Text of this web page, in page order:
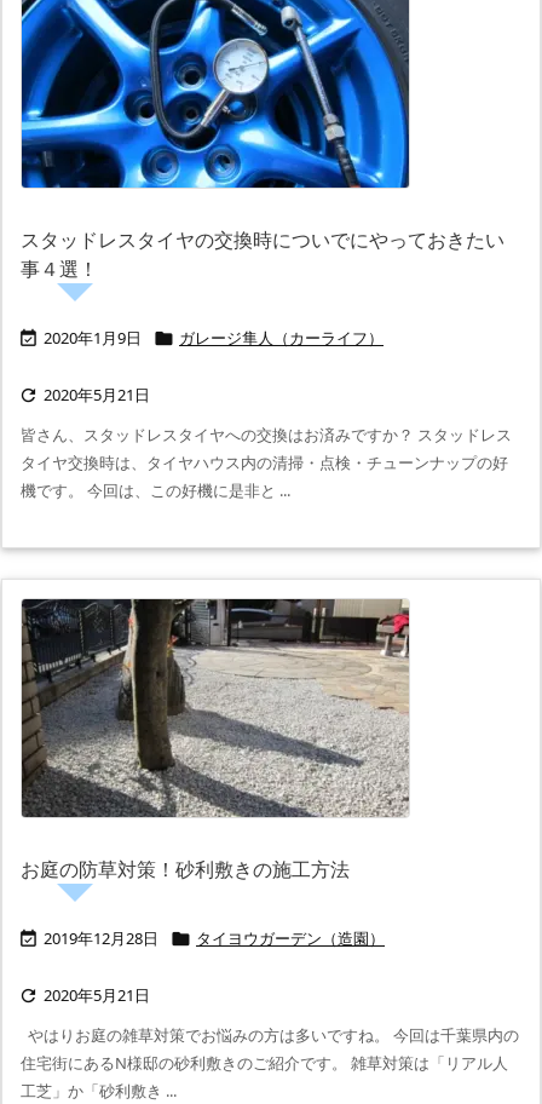
スタッドレスタイヤの交換時についでにやっておきたい
事４選！
 2020年1月9日  ガレージ隼人（カーライフ）
 2020年5月21日
皆さん、スタッドレスタイヤへの交換はお済みですか？ スタッドレス
タイヤ交換時は、タイヤハウス内の清掃・点検・チューンナップの好
機です。 今回は、この好機に是非と ...
お庭の防草対策！砂利敷きの施工方法
 2019年12月28日  タイヨウガーデン（造園）
 2020年5月21日
やはりお庭の雑草対策でお悩みの方は多いですね。 今回は千葉県内の
住宅街にあるN様邸の砂利敷きのご紹介です。 雑草対策は「リアル人
工芝」か「砂利敷き ...